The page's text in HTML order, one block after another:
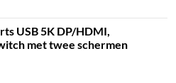
USB 5K DP/HDMI,
met twee schermen